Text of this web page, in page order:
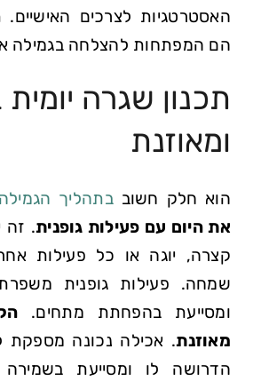
האסטרטגיות לצרכים האישיים.
הם המפתחות להצלחה בגמילה
תכנון שגרה
⁣ומאוזנת
הוא חלק ⁢חשובבתהליך הגמילה
את ⁢היום עם פעילות ‍גופנית. זה
קצרה, יוגה או כל פעילות
שמחה. פעילות גופנית⁤
ומסייעת בהפחתת מתחים.
מאוזנת.​ אכילה נכונה מספקת
‍הדרושה לו ⁤ומסייעת